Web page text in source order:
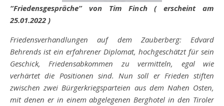
“Friedensgespräche” von Tim Finch ( erscheint am
25.01.2022 )
Friedensverhandlungen auf dem Zauberberg: Edvard
Behrends ist ein erfahrener Diplomat, hochgeschätzt für sein
Geschick, Friedensabkommen zu vermitteln, egal wie
verhärtet die Positionen sind. Nun soll er Frieden stiften
zwischen zwei Bürgerkriegsparteien aus dem Nahen Osten,
mit denen er in einem abgelegenen Berghotel in den Tiroler